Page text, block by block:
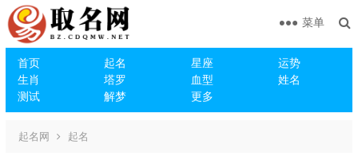
首页 起名 星座
运势
生肖
塔罗 血型
姓名
测试
解梦 更多
菜单
起名网 起名